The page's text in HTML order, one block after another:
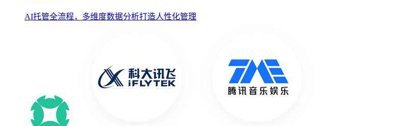
AI托管全流程，多维度数据分析打造人性化管理